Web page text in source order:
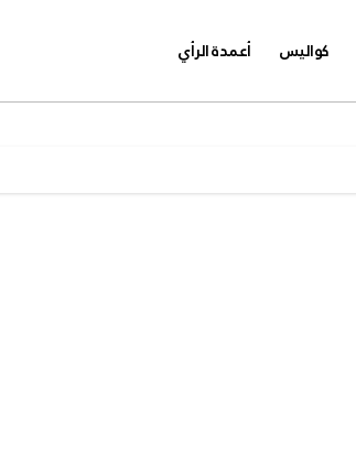
كواليس أعمدة الرأي